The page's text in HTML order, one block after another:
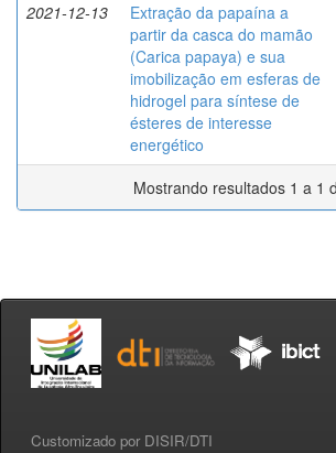
2021-12-13
Extração da papaína a
partir da casca do mamão
(Carica papaya) e sua
imobilização em esferas de
hidrogel para síntese de
ésteres de interesse
energético
Mostrando resultados 1 a 1
Customizado por DISIR/DTI